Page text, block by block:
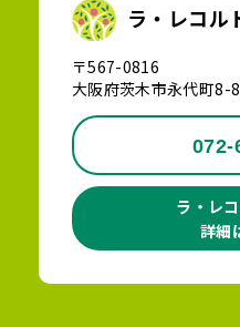
ラ・レコル
〒567-0816
大阪府茨木市永代町8-
072-
ラ・レ
詳細